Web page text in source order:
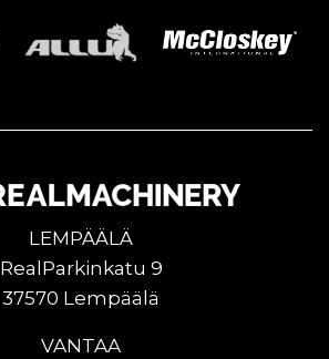
LEMPÄÄLÄ
RealParkinkatu 9
37570 Lempäälä
VANTAA